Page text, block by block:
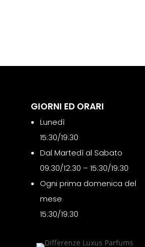
GIORNI ED ORARI
Lunedì
15:30/19:30
Dal Martedì al Sabato
09:30/12:30 – 15:30/19:30
Ogni prima domenica del
mese
15:30/19:30